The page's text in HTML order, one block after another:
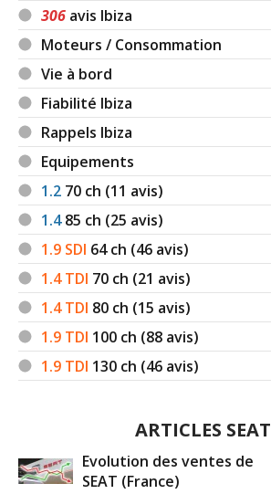
306 avis Ibiza
Moteurs / Consommation
Vie à bord
Fiabilité Ibiza
Rappels Ibiza
Equipements
1.2 70 ch (11 avis)
1.485 ch (25 avis)
1.9 SDI 64ch (46 avis)
1.4 TDI 70 ch (21 avis)
1.4 TDI 80 ch (15 avis)
1.9 TDI 100 ch (88 avis)
1.9 TDI 130 ch (46 avis)
ARTICLES SEAT
Evolution des ventes de
SEAT (France)